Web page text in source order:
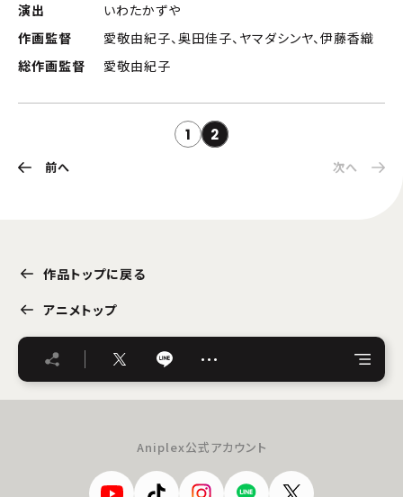
演出
いわたかずや
作画監督
愛敬由紀子、奥田佳子、ヤマダシンヤ、伊藤香織
総作画監督
愛敬由紀子
1 2
前へ 次へ
作品トップに戻る
アニメトップ
…
Aniplex公式アカウント